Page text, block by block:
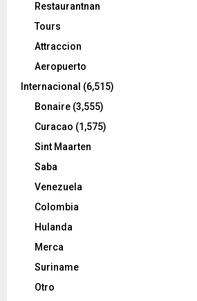
Restaurantnan
Tours
Attraccion
Aeropuerto
Internacional (6,515)
Bonaire (3,555)
Curacao (1,575)
Sint Maarten
Saba
Venezuela
Colombia
Hulanda
Merca
Suriname
Otro